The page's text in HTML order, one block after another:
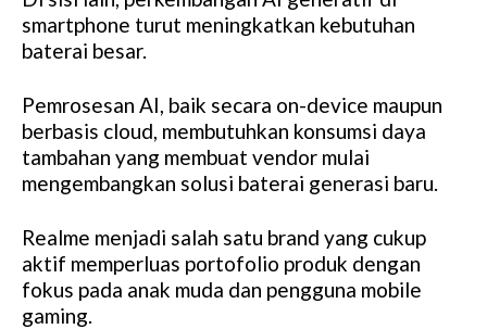
smartphone turut meningkatkan kebutuhan
baterai besar.
Pemrosesan AI, baik secara on-device maupun
berbasis cloud, membutuhkan konsumsi daya
tambahan yang membuat vendor mulai
mengembangkan solusi baterai generasi baru.
Realme menjadi salah satu brand yang cukup
aktif memperluas portofolio produk dengan
fokus pada anak muda dan pengguna mobile
gaming.